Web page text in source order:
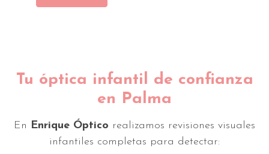
Tu óptica infantil de confianza
en Palma
En Enrique Óptico realizamos revisiones visuales
infantiles completas para detectar: